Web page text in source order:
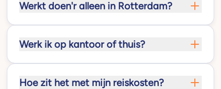
Werkt doen'r alleen in Rotterdam?
Werk ik op kantoor of thuis?
Hoe zit het met mijn reiskosten?